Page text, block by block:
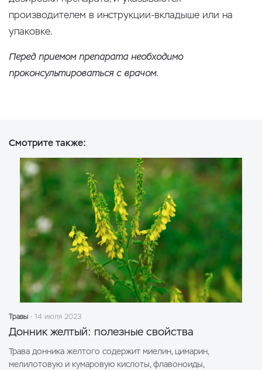
производителем в инструкции-вкладыше или на
упаковке.
Перед приемом препарата необходимо
проконсультироваться с врачом.
Смотрите также:
Травы 14 июля 2023
Донник желтый: полезные свойства
Трава донника желтого содержит миелин, цимарин,
мелилотовую и кумаровую кислоты, флавоноиды,